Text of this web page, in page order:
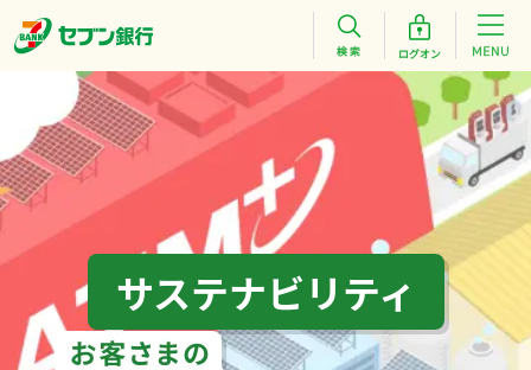
サステナビリティ